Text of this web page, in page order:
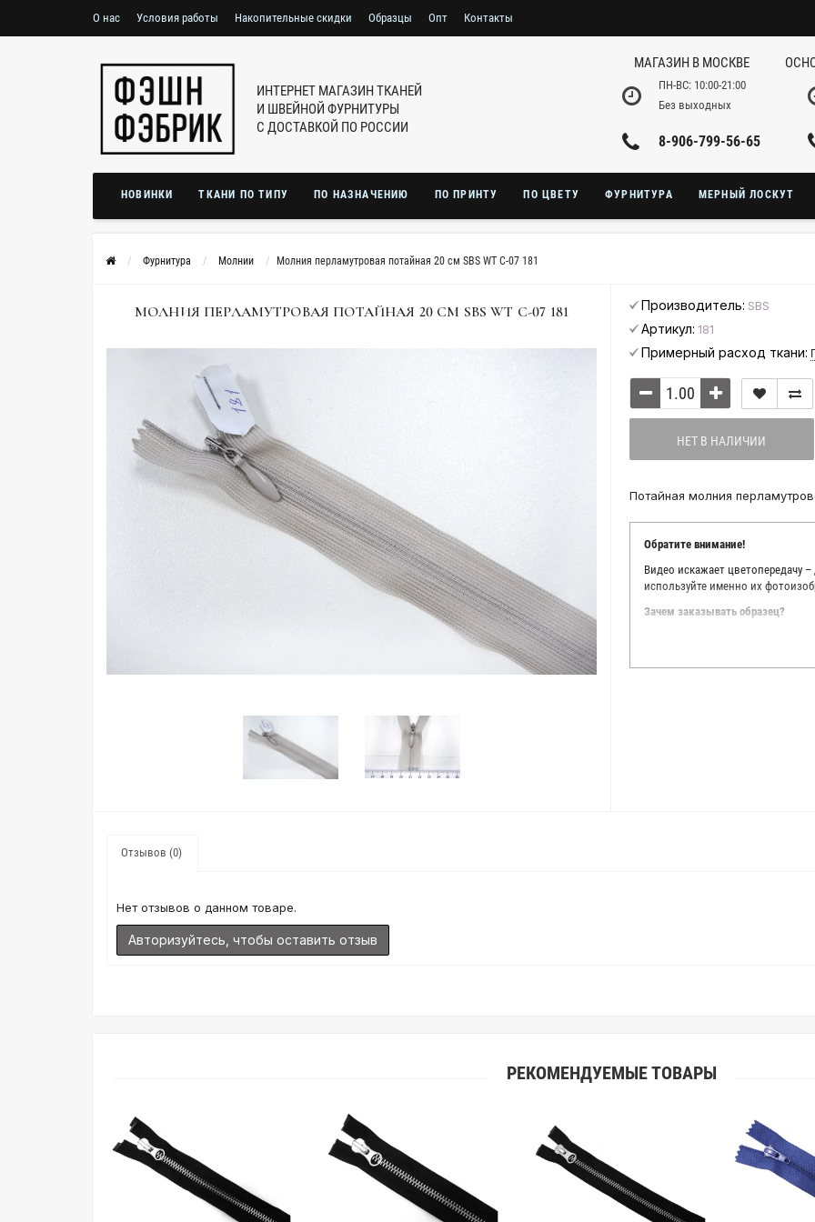
О нас Условия работы Накопительные скидки Образцы Опт Контакты
ИНТЕРНЕТ МАГАЗИН ТКАНЕЙ
И ШВЕЙНОЙ ФУРНИТУРЫ
С ДОСТАВКОЙ ПО РОССИИ
МАГАЗИН В МОСКВЕ
ПН-ВС: 10:00-21:00
Без выходных
8-906-799-56-65
НОВИНКИ ТКАНИ ПО ТИПУ ПО НАЗНАЧЕНИЮ ПО ПРИНТУ ПО ЦВЕТУ ФУРНИТУРА МЕРНЫЙ ЛОСКУТ
Фурнитура Молнии Молния перламутровая потайная 20 см SBS WT С-07 181
МОЛНИЯ ПЕРЛАМУТРОВАЯ ПОТАЙНАЯ 20 СМ SBS WT С-07 181 Производитель: SBS
Артикул: 181
Примерный расход ткани:
НЕТ В НАЛИЧИИ
Потайная молния
Обратите внимание!
Видео искажает цветопередачу
используйте именно их
Зачем заказывать образец?
находить только правильные
Отзывов (0)
Нет отзывов о данном товаре.
Авторизуйтесь, чтобы оставить отзыв
РЕКОМЕНДУЕМЫЕ ТОВАРЫ